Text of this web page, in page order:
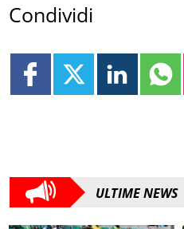
Condividi
ULTIME NEWS